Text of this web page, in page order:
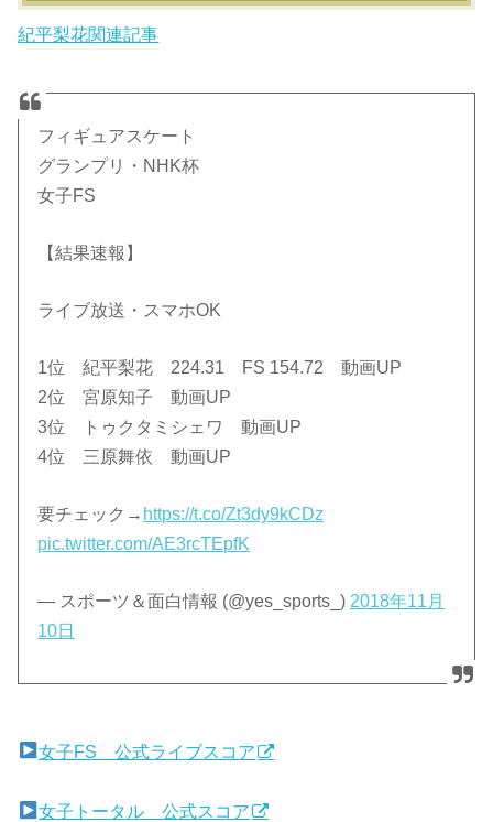
紀平梨花関連記事
フィギュアスケート
グランプリ・NHK杯
女子FS
【結果速報】
ライブ放送・スマホOK
1位 紀平梨花 224.31 FS 154.72 動画UP
2位 宮原知子 動画UP
3位 トゥクタミシェワ 動画UP
4位 三原舞依 動画UP
要チェック→ https://t.co/Zt3dy9kCDz
pic.twitter.com/AE3rcTEpfK
— スポーツ＆面白情報 (@yes_sports_) 2018年11月
10日
女子FS 公式ライブスコア
女子トータル 公式スコア